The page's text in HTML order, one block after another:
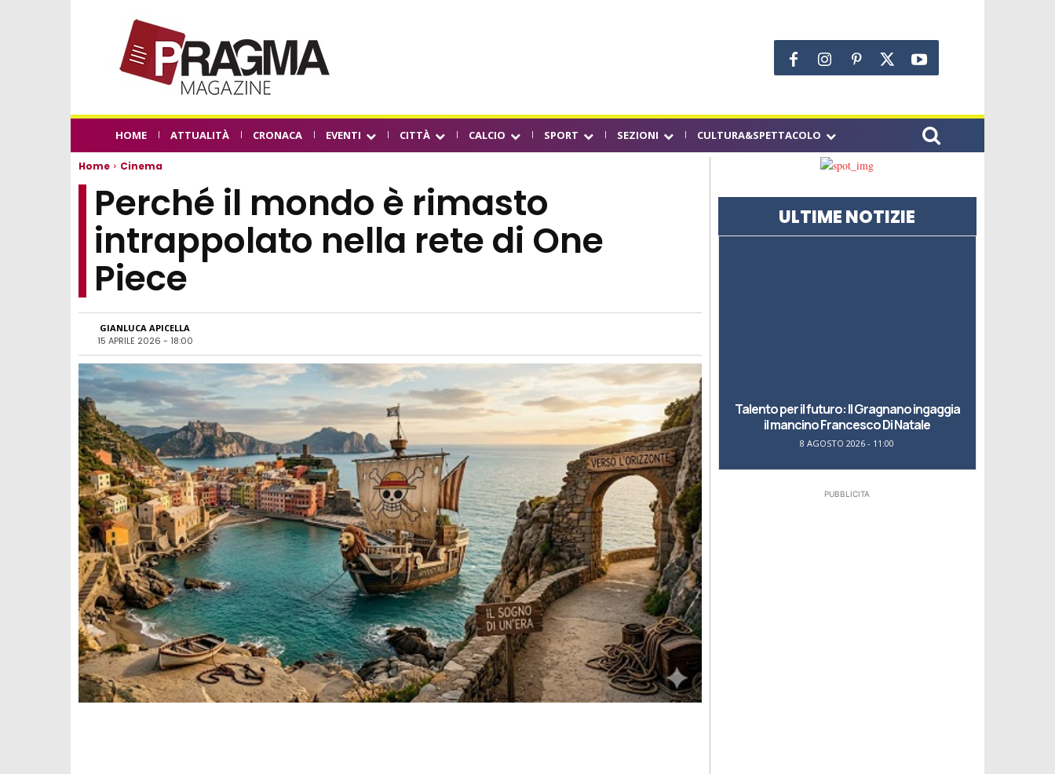
HOME ATTUALITÀ CRONACA EVENTI CITTÀ CALCIO SPORT SEZIONI CULTURA&SPETTACOLO
Home Cinema
Perché il mondo è rimasto
intrappolato nella rete di One
Piece
GIANLUCA APICELLA
15 APRILE 2026 - 18:00
ULTIME NOTIZIE
Talento per il futuro: Il Gragnano ingaggia
il mancino Francesco Di Natale
8 AGOSTO 2026 - 11:00
PUBBLICITA